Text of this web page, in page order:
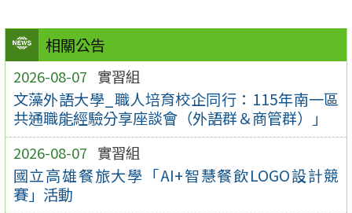
相關公告
2026-08-07 實習組
文藻外語大學_職人培育校企同行：115年南一區
共通職能經驗分享座談會（外語群＆商管群）」
2026-08-07 實習組
國立高雄餐旅大學「AI+智慧餐飲LOGO設計競
賽」活動